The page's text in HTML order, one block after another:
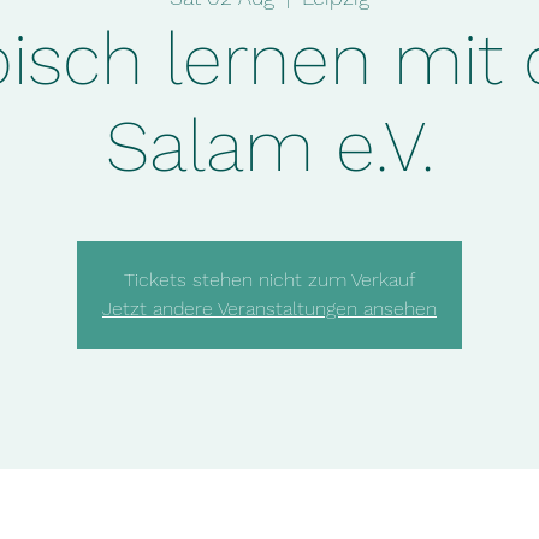
lernen mit
Salam e.V.
Tickets stehen nicht zum Verkauf
Jetzt andere Veranstaltungen ansehen